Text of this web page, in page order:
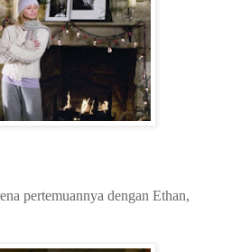
pertemuannya dengan Ethan,